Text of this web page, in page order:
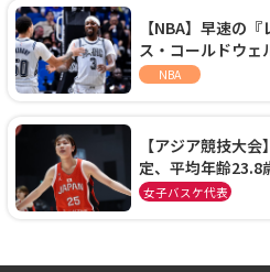
【NBA】早速の
ス・コールドウェ
ーズに1年契約で加
NBA
【アジア競技大
定、平均年齢23.8
本開催の大舞台で
女子バスケ代表